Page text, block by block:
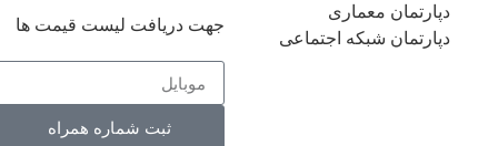
دپارتمان معماری
دپارتمان شبکه اجتماعی
جهت دریافت لیست قیمت ها
ثبت شماره همراه